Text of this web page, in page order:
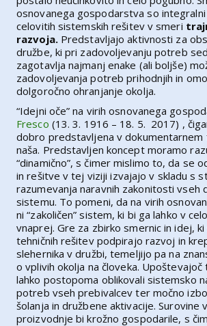
osnovanega gospodarstva so
celovitih sistemskih rešitev v smeri
razvoja. Predstavljajo aktivnosti za
družbe, ki pri zadovoljevanju potreb
zagotavlja najmanj enake (ali boljše)
zadovoljevanja potreb prihodnjih in
dolgoročno ohranjanje okolja.
“Idejni oče” na virih osnovanega
Fresco (13. 3. 1916 – 18. 5. 2017) ,
dobro predstavljena v dokumentarnem
naša. Predstavljen koncept moramo
“dinamično”, s čimer mislimo to, da se
in rešitve v tej viziji izvajajo v skladu s
razumevanja naravnih zakonitosti vseh
sistemu. To pomeni, da na virih
ni “zakoličen” sistem, ki bi ga lahko v
vnaprej. Gre za zbirko smernic in idej,
tehničnih rešitev podpirajo razvoj in
slehernika v družbi, temeljijo pa na
o vplivih okolja na človeka.
lahko postopoma oblikovali sistemsko
potreb vseh prebivalcev ter močno
šolanja in družbene aktivacije. Surovine
proizvodnje bi krožno gospodarile, s